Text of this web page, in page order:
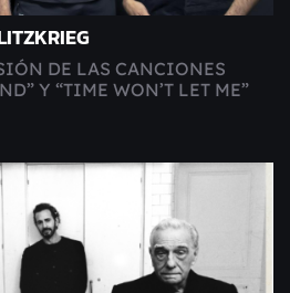
DE LAS CANCIONES
Y “TIME WON’T LET ME”